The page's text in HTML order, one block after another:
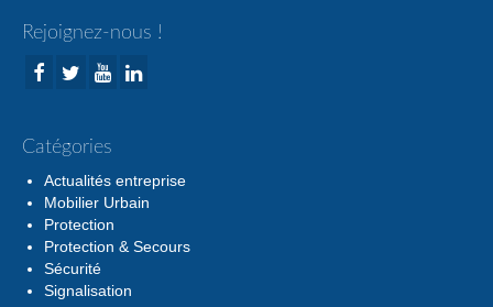
Rejoignez-nous !
Catégories
Actualités entreprise
Mobilier Urbain
Protection
Protection & Secours
Sécurité
Signalisation